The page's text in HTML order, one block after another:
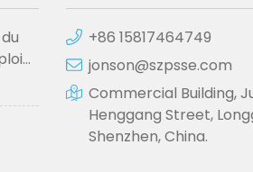
+86 15817464749
jonson@szpsse.com
Commercial Building,
Henggang Street,
Shenzhen, China.